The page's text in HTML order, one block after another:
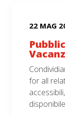
22 MAG
for all